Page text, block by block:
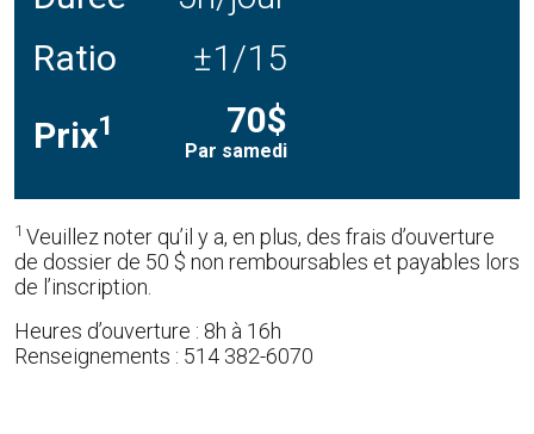
Ratio
±1/15
Prix1 70$
Par samedi
1 Veuillez noter qu’il y a, en plus, des frais d’ouverture
de dossier de 50 $ non remboursables et payables lors
de l’inscription.
Heures d’ouverture : 8h à 16h
Renseignements : 514 382-6070